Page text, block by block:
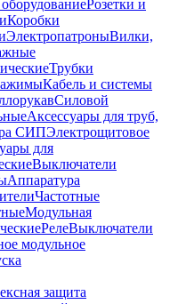
Розетки и
Коробки
ЭлектропатроныВилки,
Трубки
Кабель и системы
Силовой
Аксессуары для труб,
СИПЭлектрощитовое
для
Выключатели
Аппаратура
Частотные
Модульная
РелеВыключатели
модульное
защита